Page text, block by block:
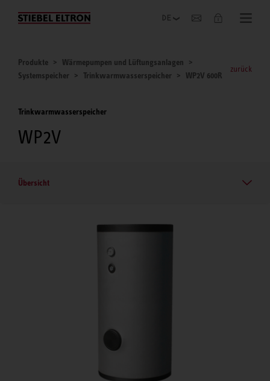
Unternehmen
Produkte
Wärmepumpen und Lüftungsanlagen
Systemspeicher
Trinkwarmwasserspeicher WP2V 600R
zurück
Trinkwarmwasserspeicher
WP2V
Übersicht